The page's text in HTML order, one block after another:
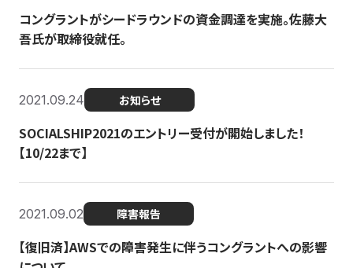
コングラントがシードラウンドの資金調達を実施。佐藤大
吾氏が取締役就任。
2021.09.24 お知らせ
SOCIALSHIP2021のエントリー受付が開始しました！
【10/22まで】
2021.09.02 障害報告
【復旧済】AWSでの障害発生に伴うコングラントへの影響